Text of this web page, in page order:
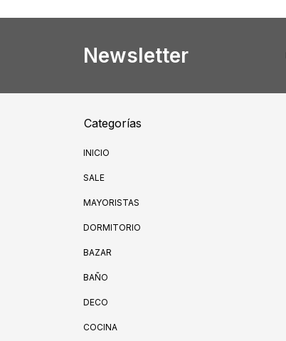
Newsletter
Categorías
INICIO
SALE
MAYORISTAS
DORMITORIO
BAZAR
BAÑO
DECO
COCINA